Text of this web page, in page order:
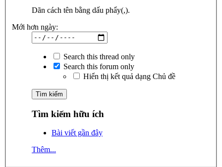
Dãn cách tên bằng dấu phẩy(,).
Mới hơn ngày:
Search this thread only
Search this forum only
Hiển thị kết quả dạng Chủ đề
Tìm kiếm hữu ích
Bài viết gần đây
Thêm...